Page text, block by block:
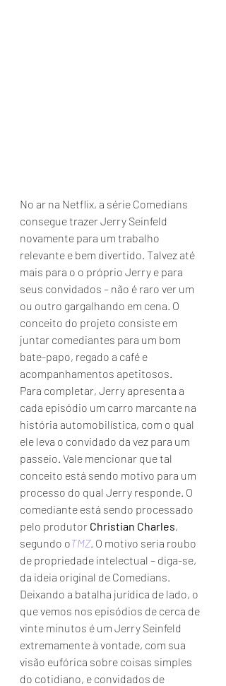
No ar na Netflix, a série Comedians
consegue trazer Jerry Seinfeld
novamente para um trabalho
relevante e bem divertido. Talvez até
mais para o o próprio Jerry e para
seus convidados – não é raro ver um
ou outro gargalhando em cena. O
conceito do projeto consiste em
juntar comediantes para um bom
bate-papo, regado a café e
acompanhamentos apetitosos.
Para completar, Jerry apresenta a
cada episódio um carro marcante na
história automobilística, com o qual
ele leva o convidado da vez para um
passeio. Vale mencionar que tal
conceito está sendo motivo para um
processo do qual Jerry responde. O
comediante está sendo processado
pelo produtor Christian Charles,
segundo oTMZ. O motivo seria roubo
de propriedade intelectual – diga-se,
da ideia original de Comedians.
Deixando a batalha jurídica de lado, o
que vemos nos episódios de cerca de
vinte minutos é um Jerry Seinfeld
extremamente à vontade, com sua
visão eufórica sobre coisas simples
do cotidiano, e convidados de